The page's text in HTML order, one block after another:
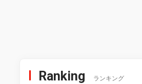
Ranking ランキング